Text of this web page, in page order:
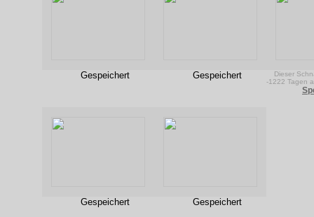
Gespeichert Gespeichert
Dieser
-1222 Tagen
Gespeichert Gespeichert